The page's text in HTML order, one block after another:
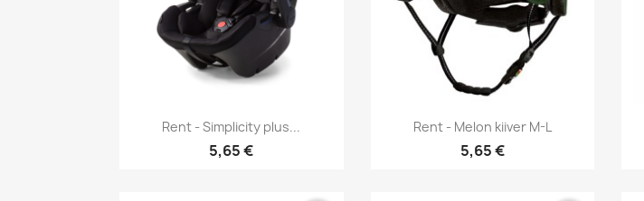
Kiirvaade
Rent - Simplicity plus...
5,65 €
Kiirvaade
Rent - Melon kiiver M-L
5,65 €